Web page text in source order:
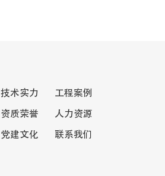
技术实力
资质荣誉
党建文化
工程案例
人力资源
联系我们